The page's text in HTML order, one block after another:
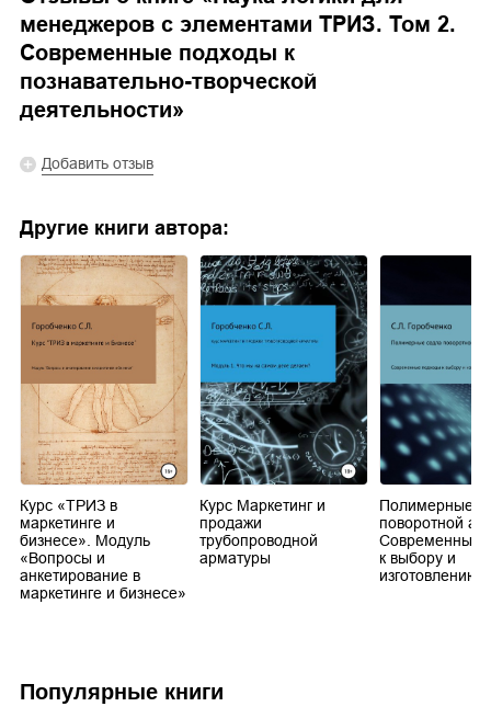
менеджеров с элементами ТРИЗ. Том 2.
Современные подходы к
познавательно-творческой
деятельности»
Добавить отзыв
Другие книги автора:
Курс «ТРИЗ в
маркетинге и
бизнесе». Модуль
«Вопросы и
анкетирование в
маркетинге и бизнесе»
Курс Маркетинг и
продажи
трубопроводной
арматуры
Полимерные
поворотной
Современные
к выбору и
изготовлению
Популярные книги